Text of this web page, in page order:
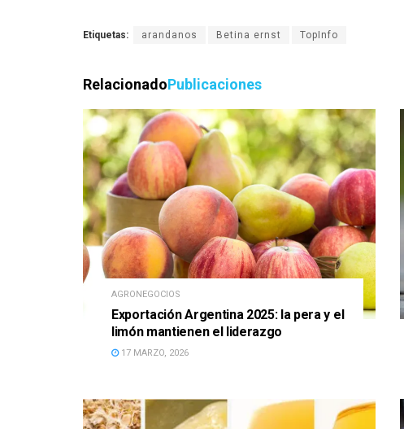
Etiquetas: arandanos Betina ernst TopInfo
RelacionadoPublicaciones
AGRONEGOCIOS
Exportación Argentina 2025: la pera y el
limón mantienen el liderazgo
17 MARZO, 2026